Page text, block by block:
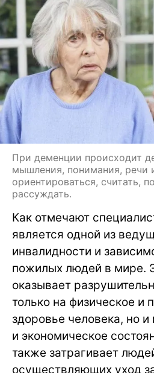
При деменции происходит
мышления, понимания, речи
ориентироваться, считать,
рассуждать.
Как отмечают
является одной из
инвалидности и
пожилых людей в мире.
оказывает
только на физическое и
здоровье человека, но и
и экономическое
также затрагивает
осуществляющих уход